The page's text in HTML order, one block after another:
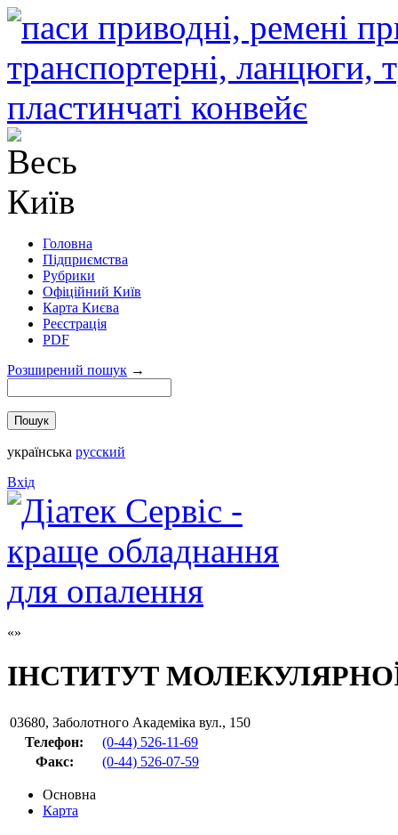
Головна
Підприємства
Рубрики
Офіційний Київ
Карта Києва
Реєстрація
PDF
Розширений пошук →
українська русский
Вхід
ІНСТИТУТ
03680, Заболотного Академіка вул., 150
Телефон:
(0-44) 526-11-69
Факс: (0-44) 526-07-59
Основна
Карта